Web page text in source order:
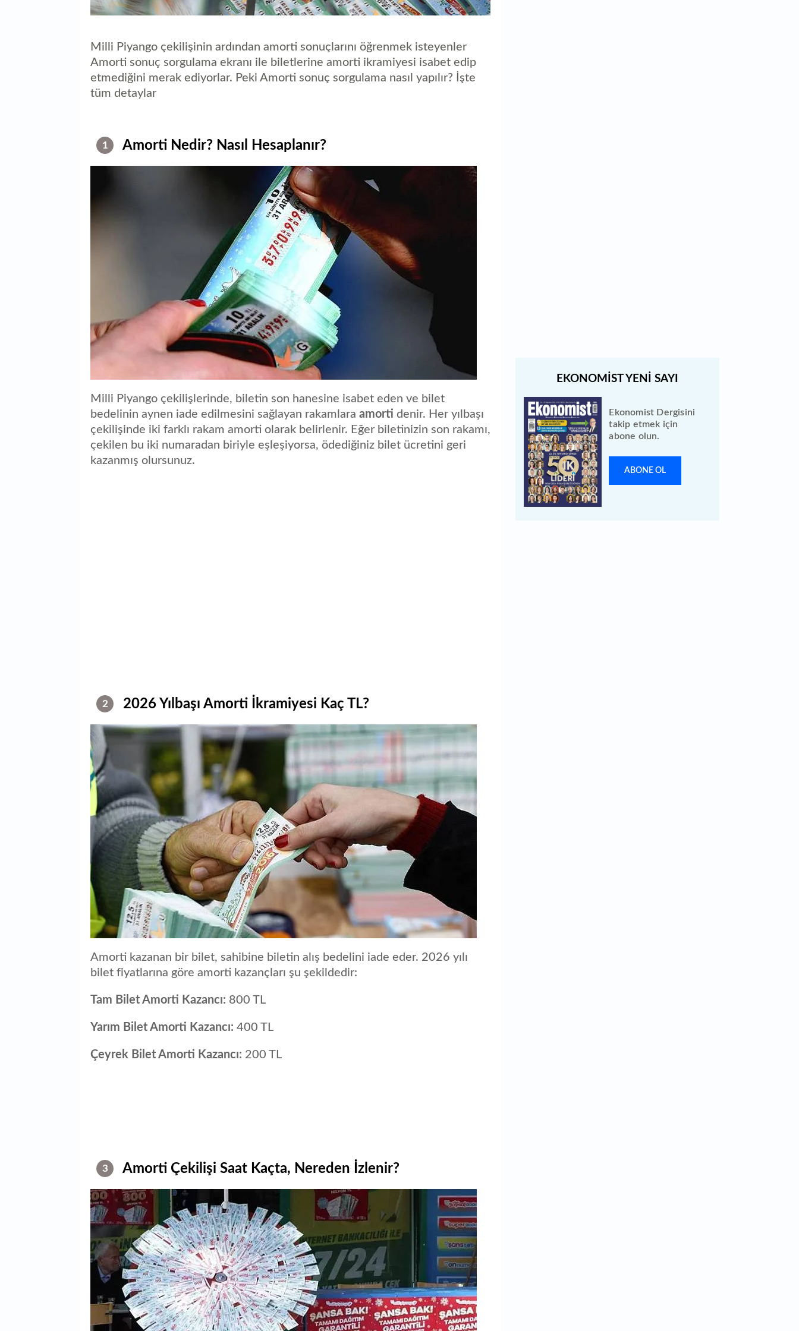
Milli Piyango çekilişinin ardından amorti sonuçlarını öğrenmek isteyenler
Amorti sonuç sorgulama ekranı ile biletlerine amorti ikramiyesi isabet edip
etmediğini merak ediyorlar. Peki Amorti sonuç sorgulama nasıl yapılır? İşte
tüm detaylar
1 Amorti Nedir? Nasıl Hesaplanır?
Milli Piyango çekilişlerinde, biletin son hanesine isabet eden ve bilet
bedelinin aynen iade edilmesini sağlayan rakamlara amorti denir. Her yılbaşı
çekilişinde iki farklı rakam amorti olarak belirlenir. Eğer biletinizin son rakamı,
çekilen bu iki numaradan biriyle eşleşiyorsa, ödediğiniz bilet ücretini geri
kazanmış olursunuz.
2 2026 Yılbaşı Amorti İkramiyesi Kaç TL?
Amorti kazanan bir bilet, sahibine biletin alış bedelini iade eder. 2026 yılı
bilet fiyatlarına göre amorti kazançları şu şekildedir:
Tam Bilet Amorti Kazancı: 800 TL
Yarım Bilet Amorti Kazancı: 400 TL
Çeyrek Bilet Amorti Kazancı: 200 TL
3 Amorti Çekilişi Saat Kaçta, Nereden İzlenir?
Ekonomist Dergisini
takip etmek için
abone olun.
ABONE OL